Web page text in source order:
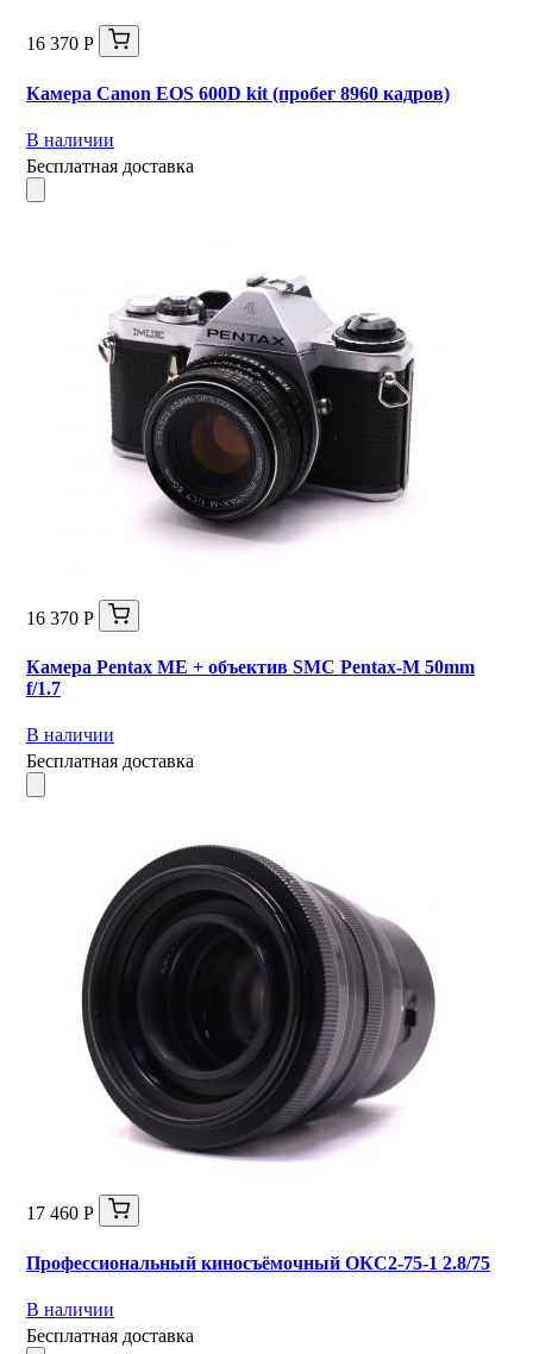
16 370 Р
Камера Canon EOS 600D kit (пробег 8960 кадров)
В наличии
Бесплатная доставка
16 370 Р
Камера Pentax ME + объектив SMC Pentax-M 50mm
f/1.7
В наличии
Бесплатная доставка
17 460 Р
Профессиональный киносъёмочный ОКС2-75-1 2.8/75
В наличии
Бесплатная доставка